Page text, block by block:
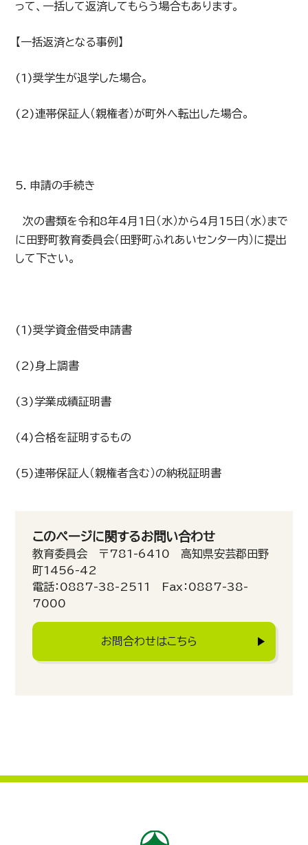
って、一括して返済してもらう場合もあります。
【一括返済となる事例】
(1)奨学生が退学した場合。
(2)連帯保証人（親権者）が町外へ転出した場合。
5．申請の手続き
次の書類を令和8年4月1日（水）から4月15日（水）まで
に田野町教育委員会（田野町ふれあいセンター内）に提出
して下さい。
(1)奨学資金借受申請書
(2)身上調書
(3)学業成績証明書
(4)合格を証明するもの
(5)連帯保証人（親権者含む）の納税証明書
このページに関するお問い合わせ
教育委員会 〒781-6410 高知県安芸郡田野
町1456-42
電話：0887-38-2511 Fax：0887-38-
7000
お問合わせはこちら